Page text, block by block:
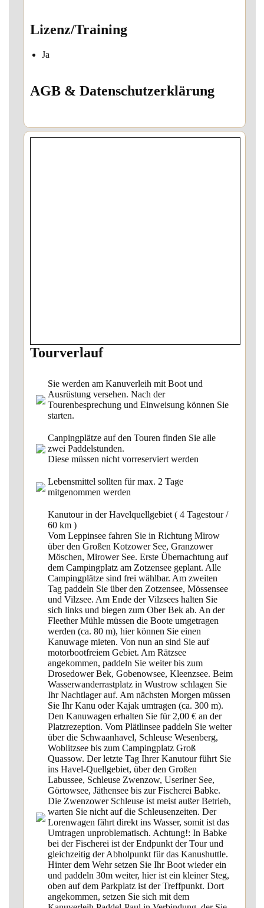
Lizenz/Training
Ja
AGB & Datenschutzerklärung
Tourverlauf
Sie werden am Kanuverleih mit Boot und
Ausrüstung versehen. Nach der
Tourenbesprechung und Einweisung können Sie
starten.
Canpingplätze auf den Touren finden Sie alle
zwei Paddelstunden.
Diese müssen nicht vorreserviert werden
Lebensmittel sollten für max. 2 Tage
mitgenommen werden
Kanutour in der Havelquellgebiet ( 4 Tagestour /
60 km )
Vom Leppinsee fahren Sie in Richtung Mirow
über den Großen Kotzower See, Granzower
Möschen, Mirower See. Erste Übernachtung auf
dem Campingplatz am Zotzensee geplant. Alle
Campingplätze sind frei wählbar. Am zweiten
Tag paddeln Sie über den Zotzensee, Mössensee
und Vilzsee. Am Ende der Vilzsees halten Sie
sich links und biegen zum Ober Bek ab. An der
Fleether Mühle müssen die Boote umgetragen
werden (ca. 80 m), hier können Sie einen
Kanuwage mieten. Von nun an sind Sie auf
motorbootfreiem Gebiet. Am Rätzsee
angekommen, paddeln Sie weiter bis zum
Drosedower Bek, Gobenowsee, Kleenzsee. Beim
Wasserwanderrastplatz in Wustrow schlagen Sie
Ihr Nachtlager auf. Am nächsten Morgen müssen
Sie Ihr Kanu oder Kajak umtragen (ca. 300 m).
Den Kanuwagen erhalten Sie für 2,00 € an der
Platzrezeption. Vom Plätlinsee paddeln Sie weiter
über die Schwaanhavel, Schleuse Wesenberg,
Woblitzsee bis zum Campingplatz Groß
Quassow. Der letzte Tag Ihrer Kanutour führt Sie
ins Havel-Quellgebiet, über den Großen
Labussee, Schleuse Zwenzow, Useriner See,
Görtowsee, Jäthensee bis zur Fischerei Babke.
Die Zwenzower Schleuse ist meist außer Betrieb,
warten Sie nicht auf die Schleusenzeiten. Der
Lorenwagen fährt direkt ins Wasser, somit ist das
Umtragen unproblematisch. Achtung!: In Babke
bei der Fischerei ist der Endpunkt der Tour und
gleichzeitig der Abholpunkt für das Kanushuttle.
Hinter dem Wehr setzen Sie Ihr Boot wieder ein
und paddeln 30m weiter, hier ist ein kleiner Steg,
oben auf dem Parkplatz ist der Treffpunkt. Dort
angekommen, setzen Sie sich mit dem